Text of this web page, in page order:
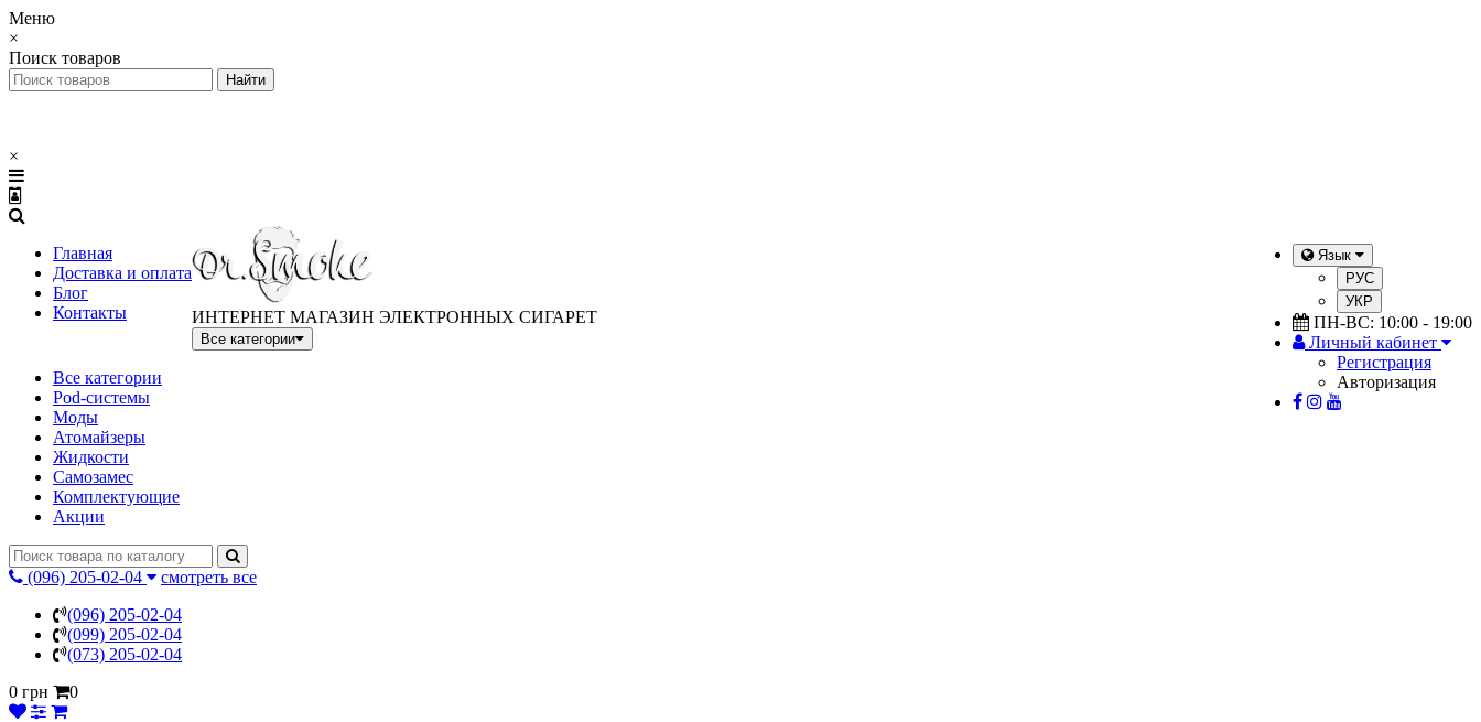
Меню
×
Поиск товаров
×
Главная
Доставка и оплата
Блог
Контакты
Язык
РУС
УКР
ПН-ВС: 10:00 - 19:00
Личный кабинет
Регистрация
Авторизация
ИНТЕРНЕТ МАГАЗИН ЭЛЕКТРОННЫХ СИГАРЕТ
Все категории
Все категории
Pod-системы
Моды
Атомайзеры
Жидкости
Самозамес
Комплектующие
Акции
(096) 205-02-04
смотреть все
(096) 205-02-04
(099) 205-02-04
(073) 205-02-04
0 грн
0